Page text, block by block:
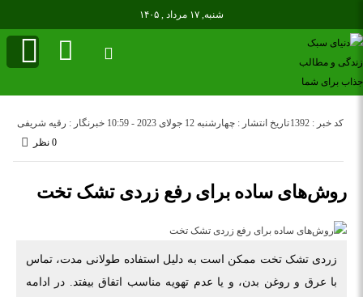
شنبه, ۱۷ مرداد , ۱۴۰۵
تاریخ انتشار : چهارشنبه 12 جولای 2023 - 10:59 خبرنگار : رقیه شریفی
کد خبر : 1392
0 نظر
روش‌های ساده برای رفع زردی تشک تخت
زردی تشک تخت ممکن است به دلیل استفاده طولانی مدت، تماس
با عرق و روغن بدن، و یا عدم تهویه مناسب اتفاق بیفتد. در ادامه